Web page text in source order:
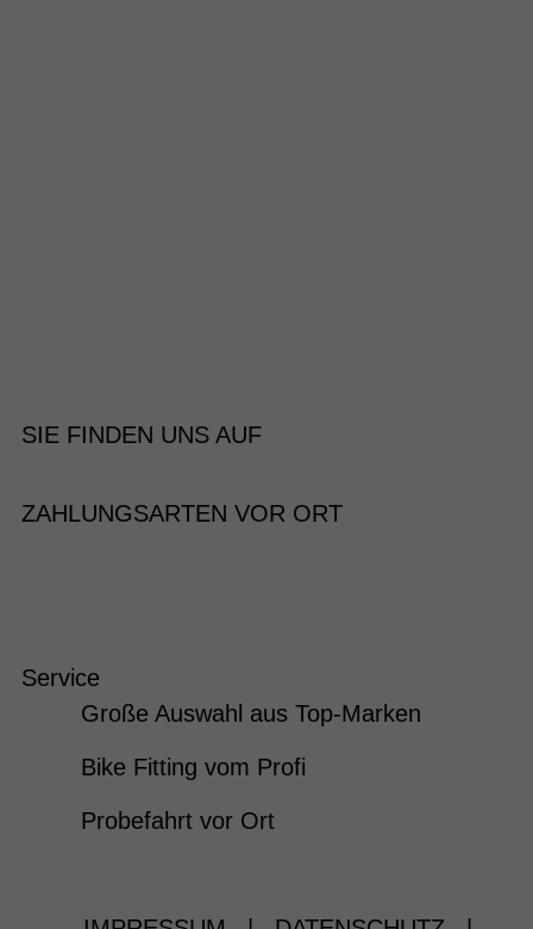
SIE FINDEN UNS AUF
ZAHLUNGSARTEN VOR ORT
Service
Große Auswahl aus Top-Marken
Bike Fitting vom Profi
Probefahrt vor Ort